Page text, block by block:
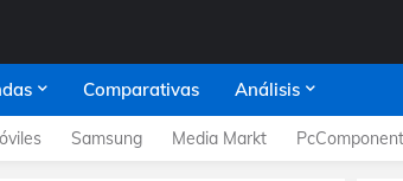
Comparativas Análisis
Samsung Media Markt